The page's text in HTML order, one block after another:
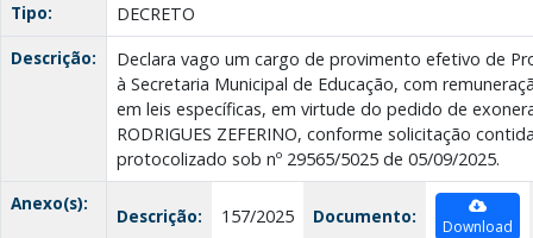
Tipo:
DECRETO
Descrição:
Declara vago um cargo de provimento efetivo de
à Secretaria Municipal de Educação, com
em leis específicas, em virtude do pedido de
RODRIGUES ZEFERINO, conforme solicitação
protocolizado sob nº 29565/5025 de 05/09/2025.
Anexo(s):
Descrição: 157/2025 Documento: Download